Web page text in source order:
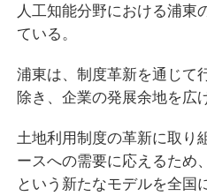
人工知能分野における浦東
ている。
浦東は、制度革新を通じて
除き、企業の発展余地を広
土地利用制度の革新に取り
ースへの需要に応えるため
という新たなモデルを全国